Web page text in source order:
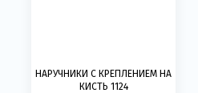
НАРУЧНИКИ С КРЕПЛЕНИЕМ НА
КИСТЬ 1124